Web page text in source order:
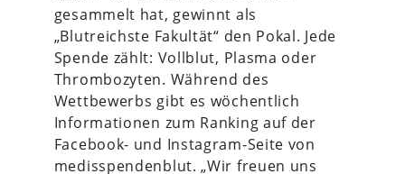
gesammelt hat, gewinnt als
„Blutreichste Fakultät“ den Pokal. Jede
Spende zählt: Vollblut, Plasma oder
Thrombozyten. Während des
Wettbewerbs gibt es wöchentlich
Informationen zum Ranking auf der
Facebook- und Instagram-Seite von
medisspendenblut. „Wir freuen uns